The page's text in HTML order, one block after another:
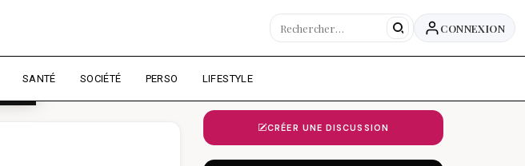
CONNEXION
SANTÉ SOCIÉTÉ PERSO LIFESTYLE
CRÉER UNE DISCUSSION